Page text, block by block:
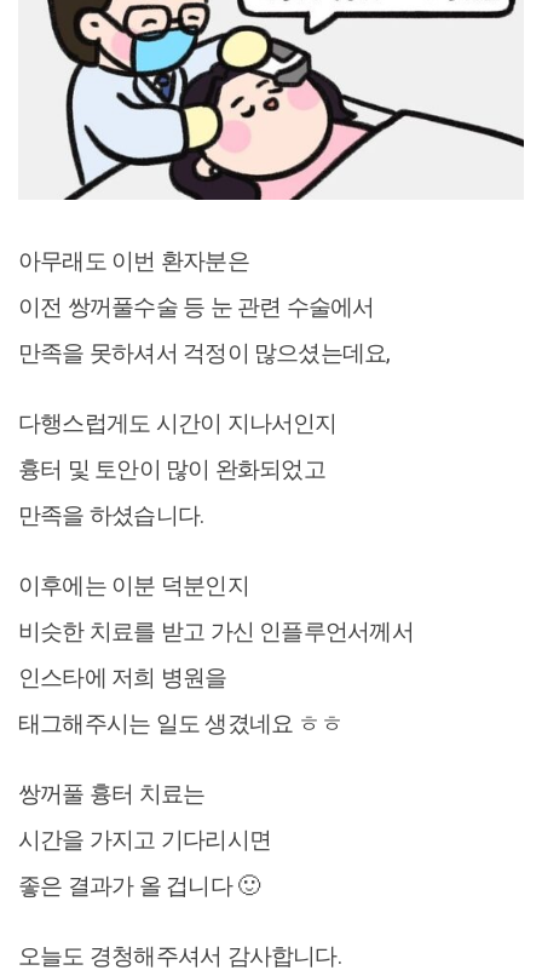
아무래도 이번 환자분은
이전 쌍꺼풀수술 등 눈 관련 수술에서
만족을 못하셔서 걱정이 많으셨는데요,
다행스럽게도 시간이 지나서인지
흉터 및 토안이 많이 완화되었고
만족을 하셨습니다.
이후에는 이분 덕분인지
비슷한 치료를 받고 가신 인플루언서께서
인스타에 저희 병원을
태그해주시는 일도 생겼네요 ㅎㅎ
쌍꺼풀 흉터 치료는
시간을 가지고 기다리시면
좋은 결과가 올 겁니다 🙂
오늘도 경청해주셔서 감사합니다.